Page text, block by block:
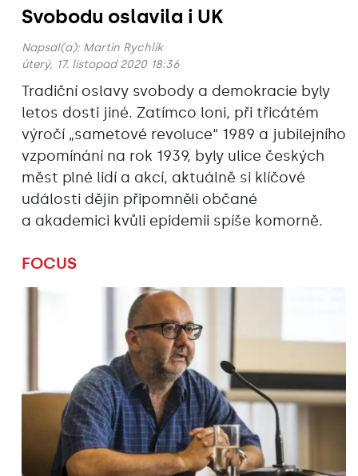
Svobodu oslavila i UK
Napsal(a): Martin Rychlík
úterý, 17. listopad 2020 18:36
Tradiční oslavy svobody a demokracie byly
letos dosti jiné. Zatímco loni, při třicátém
výročí „sametové revoluce“ 1989 a jubilejního
vzpomínání na rok 1939, byly ulice českých
měst plné lidí a akcí, aktuálně si klíčové
události dějin připomněli občané
a akademici kvůli epidemii spíše komorně.
FOCUS